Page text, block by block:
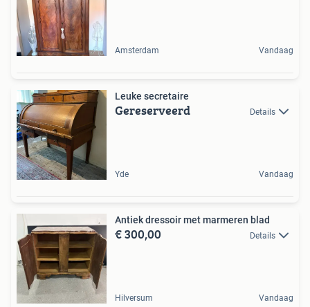
Amsterdam Vandaag
Leuke secretaire
Gereserveerd Details
Yde Vandaag
Antiek dressoir met marmeren blad
€ 300,00 Details
Hilversum Vandaag